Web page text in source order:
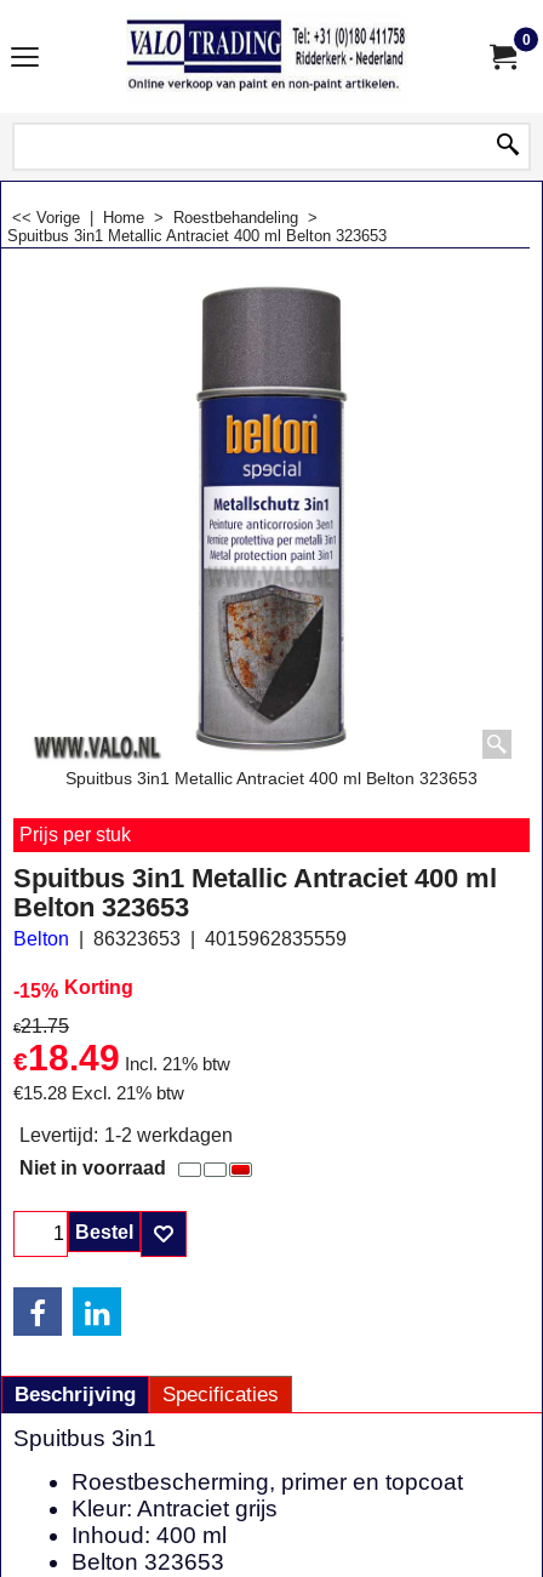
0
<< Vorige Home > Roestbehandeling >
Spuitbus 3in1 Metallic Antraciet 400 ml Belton 323653
Spuitbus 3in1 Metallic Antraciet 400 ml Belton 323653
Prijs per stuk
Spuitbus 3in1 Metallic Antraciet 400 ml
Belton 323653
Belton 86323653 4015962835559
-15% Korting
€21.75
€18.49
Incl. 21% btw
€15.28 Excl. 21% btw
Levertijd: 1-2 werkdagen
Niet in voorraad
Bestel
Beschrijving Specificaties
Spuitbus 3in1
Roestbescherming, primer en topcoat
Kleur: Antraciet grijs
Inhoud: 400 ml
Belton 323653